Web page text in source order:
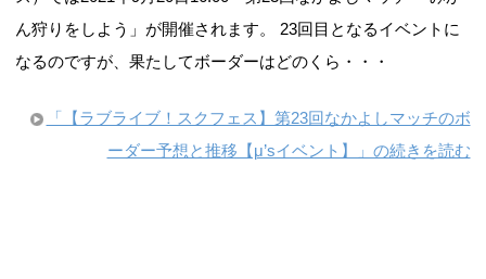
ん狩りをしよう」が開催されます。 23回目となるイベントに
なるのですが、果たしてボーダーはどのくら・・・
「【ラブライブ！スクフェス】第23回なかよしマッチのボ
ーダー予想と推移【μ’sイベント】」の続きを読む